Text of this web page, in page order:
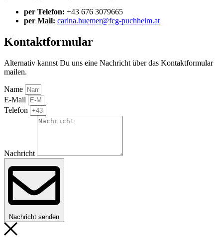
per Telefon: +43 676 3079665
per Mail: carina.huemer@fcg-puchheim.at
Kontaktformular
Alternativ kannst Du uns eine Nachricht über das Kontaktformular
mailen.
Name
E-Mail
Telefon
Nachricht
Nachricht senden